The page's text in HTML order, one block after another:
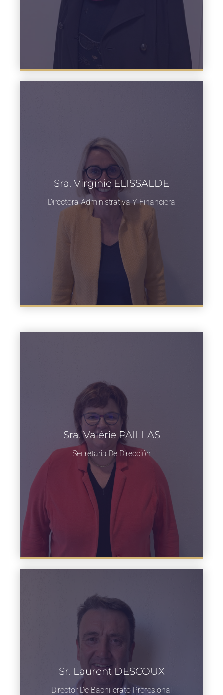
Sra. Virginie ELISSALDE
Directora Administrativa Y Financiera
Sra. Valérie PAILLAS
Secretaria De Dirección
Sr. Laurent DESCOUX
Director De Bachillerato Profesional
Sr. Laurent DESCOUX
Director de Bachillerato Profesional